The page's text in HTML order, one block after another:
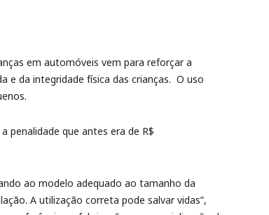
em automóveis vem para reforçar a
e da integridade física das crianças. O uso
penalidade que antes era de R$
ao modelo adequado ao tamanho da
A utilização correta pode salvar vidas”,